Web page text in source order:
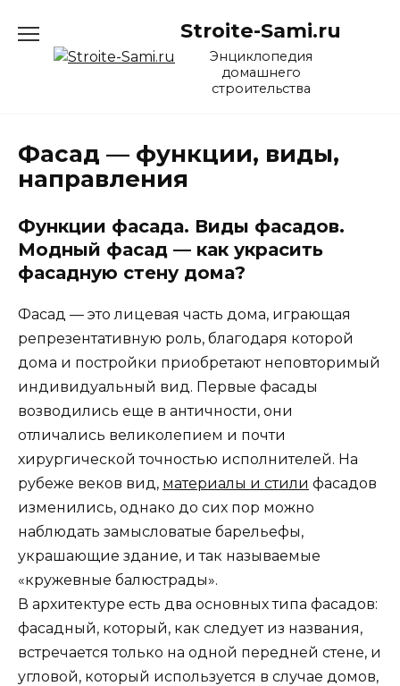
содержанию
Stroite-Sami.ru
Энциклопедия
домашнего
строительства
Фасад — функции, виды,
направления
Функции фасада. Виды фасадов.
Модный фасад — как украсить
фасадную стену дома?
Фасад — это лицевая часть дома, играющая
репрезентативную роль, благодаря которой
дома и постройки приобретают неповторимый
индивидуальный вид. Первые фасады
возводились еще в античности, они
отличались великолепием и почти
хирургической точностью исполнителей. На
рубеже веков вид, материалы и стили фасадов
изменились, однако до сих пор можно
наблюдать замысловатые барельефы,
украшающие здание, и так называемые
«кружевные балюстрады».
В архитектуре есть два основных типа фасадов:
фасадный, который, как следует из названия,
встречается только на одной передней стене, и
угловой, который используется в случае домов,